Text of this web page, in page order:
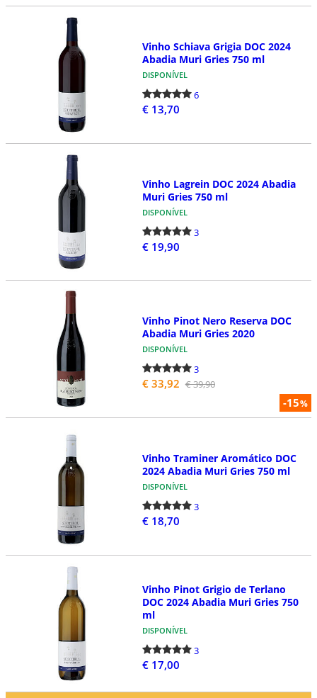
Vinho Schiava Grigia DOC 2024
Abadia Muri Gries 750 ml
DISPONÍVEL
6
€ 13,70
Vinho Lagrein DOC 2024 Abadia
Muri Gries 750 ml
DISPONÍVEL
3
€ 19,90
-15%
Vinho Pinot Nero Reserva DOC
Abadia Muri Gries 2020
DISPONÍVEL
3
€ 33,92 € 39,90
Vinho Traminer Aromático DOC
2024 Abadia Muri Gries 750 ml
DISPONÍVEL
3
€ 18,70
Vinho Pinot Grigio de Terlano
DOC 2024 Abadia Muri Gries 750
ml
DISPONÍVEL
3
€ 17,00